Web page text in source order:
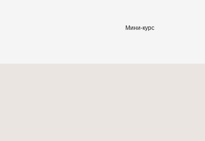
Мини-курс